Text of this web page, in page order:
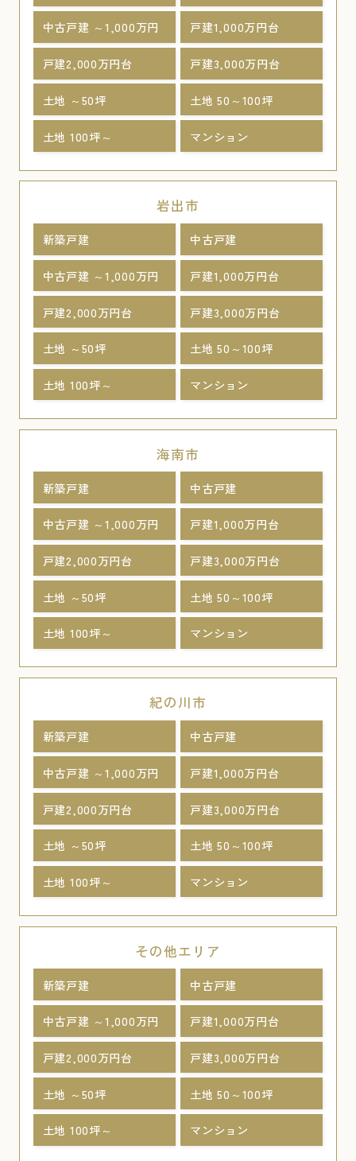
中古戸建 ～1,000万円 戸建1,000万円台
戸建2,000万円台 戸建3,000万円台
土地 ～50坪 土地 50～100坪
土地 100坪～ マンション
岩出市
新築戸建 中古戸建
中古戸建 ～1,000万円 戸建1,000万円台
戸建2,000万円台 戸建3,000万円台
土地 ～50坪 土地 50～100坪
土地 100坪～ マンション
海南市
新築戸建 中古戸建
中古戸建 ～1,000万円 戸建1,000万円台
戸建2,000万円台 戸建3,000万円台
土地 ～50坪 土地 50～100坪
土地 100坪～ マンション
紀の川市
新築戸建 中古戸建
中古戸建 ～1,000万円 戸建1,000万円台
戸建2,000万円台 戸建3,000万円台
土地 ～50坪 土地 50～100坪
土地 100坪～ マンション
その他エリア
新築戸建 中古戸建
中古戸建 ～1,000万円 戸建1,000万円台
戸建2,000万円台 戸建3,000万円台
土地 ～50坪 土地 50～100坪
土地 100坪～ マンション